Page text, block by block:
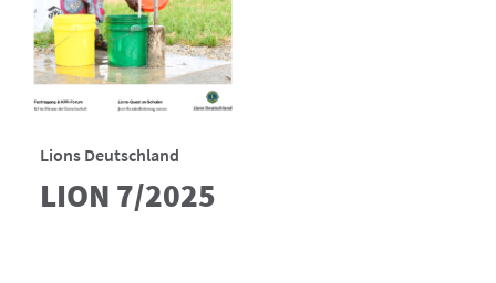
Lions Deutschland
LION 7/2025